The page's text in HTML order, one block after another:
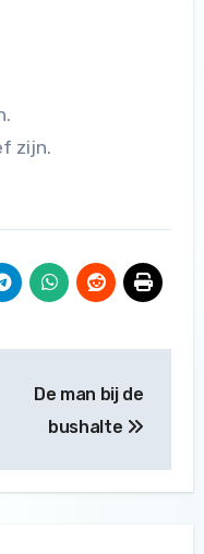
zijn.
De man bij de
bushalte